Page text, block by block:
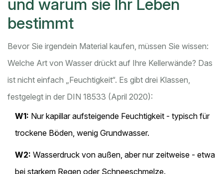
und warum sie Ihr Leben
bestimmt
Bevor Sie irgendein Material kaufen, müssen Sie wissen:
Welche Art von Wasser drückt auf Ihre Kellerwände? Das
ist nicht einfach „Feuchtigkeit“. Es gibt drei Klassen,
festgelegt in der DIN 18533 (April 2020):
W1: Nur kapillar aufsteigende Feuchtigkeit - typisch für
trockene Böden, wenig Grundwasser.
W2: Wasserdruck von außen, aber nur zeitweise - etwa
bei starkem Regen oder Schneeschmelze.